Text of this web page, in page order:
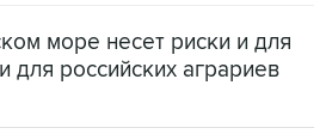
море несет риски и для
для российских аграриев